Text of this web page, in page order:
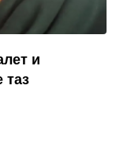
и
таз